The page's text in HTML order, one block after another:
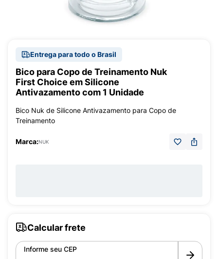
Entrega para todo o Brasil
Bico para Copo de Treinamento Nuk
First Choice em Silicone
Antivazamento com 1 Unidade
Bico Nuk de Silicone Antivazamento para Copo de
Treinamento
Marca:NUK
Calcular frete
Informe seu CEP